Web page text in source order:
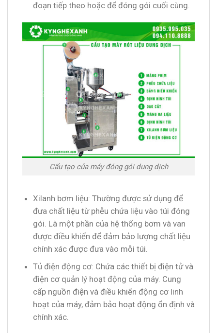
đoạn tiếp theo hoặc để đóng gói cuối cùng.
Cấu tạo của máy đóng gói dung dịch
Xilanh bơm liệu: Thường được sử dụng để
đưa chất liệu từ phễu chứa liệu vào túi đóng
gói. Là một phần của hệ thống bơm và van
được điều khiển để đảm bảo lượng chất liệu
chính xác được đưa vào mỗi túi.
Tủ điện động cơ: Chứa các thiết bị điện tử và
điện cơ quản lý hoạt động của máy. Cung
cấp nguồn điện và điều khiển động cơ linh
hoạt của máy, đảm bảo hoạt động ổn định và
chính xác.